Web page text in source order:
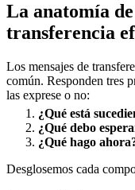
La anatomía
transferencia
Los mensajes de
común. Responden tres
las exprese o no:
¿Qué está
¿Qué debo
¿Qué hago
Desglosemos cada